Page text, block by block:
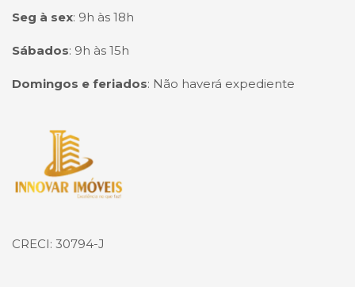
Seg à sex: 9h às 18h
Sábados: 9h às 15h
Domingos e feriados: Não haverá expediente
Página inicial
CRECI: 30794-J